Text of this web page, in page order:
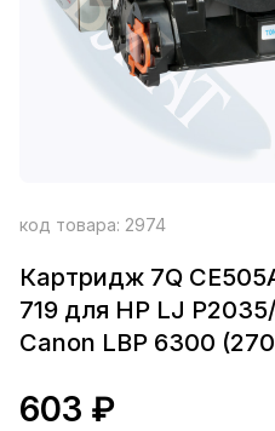
код товара: 2974
Картридж 7Q
719 для HP LJ
Canon LBP 6300
603 ₽